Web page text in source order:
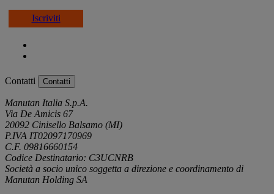
Iscriviti
Contatti Contatti
Manutan Italia S.p.A.
Via De Amicis 67
20092 Cinisello Balsamo (MI)
P.IVA IT02097170969
C.F. 09816660154
Codice Destinatario: C3UCNRB
Società a socio unico soggetta a direzione e coordinamento di
Manutan Holding SA